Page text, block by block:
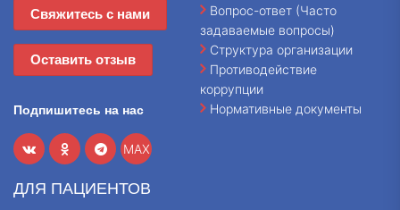
Свяжитесь с нами
Оставить отзыв
Подпишитесь на нас
MAX
Вопрос-ответ (Часто
задаваемые вопросы)
Структура организации
Противодействие
коррупции
Нормативные документы
ДЛЯ ПАЦИЕНТОВ